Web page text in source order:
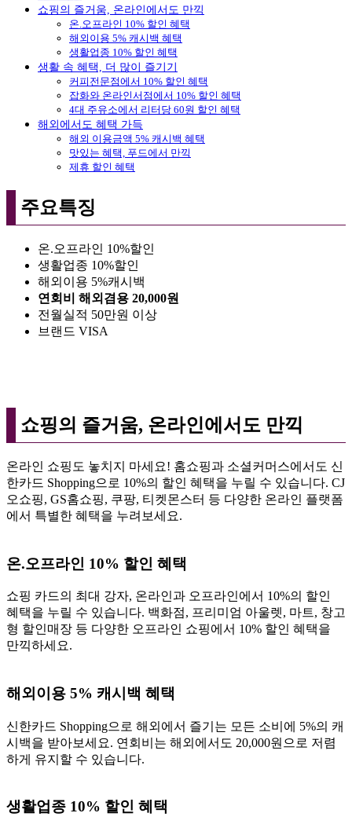
쇼핑의 즐거움, 온라인에서도 만끽
온.오프라인 10% 할인 혜택
해외이용 5% 캐시백 혜택
생활업종 10% 할인 혜택
생활 속 혜택, 더 많이 즐기기
커피전문점에서 10% 할인 혜택
잡화와 온라인서점에서 10% 할인 혜택
4대 주유소에서 리터당 60원 할인 혜택
해외에서도 혜택 가득
해외 이용금액 5% 캐시백 혜택
맛있는 혜택, 푸드에서 만끽
제휴 할인 혜택
주요특징
온.오프라인 10%할인
생활업종 10%할인
해외이용 5%캐시백
연회비 해외겸용 20,000원
전월실적 50만원 이상
브랜드 VISA
쇼핑의 즐거움, 온라인에서도 만끽
온라인 쇼핑도 놓치지 마세요! 홈쇼핑과 소셜커머스에서도 신
한카드 Shopping으로 10%의 할인 혜택을 누릴 수 있습니다. CJ
오쇼핑, GS홈쇼핑, 쿠팡, 티켓몬스터 등 다양한 온라인 플랫폼
에서 특별한 혜택을 누려보세요.
온.오프라인 10% 할인 혜택
쇼핑 카드의 최대 강자, 온라인과 오프라인에서 10%의 할인
혜택을 누릴 수 있습니다. 백화점, 프리미엄 아울렛, 마트, 창고
형 할인매장 등 다양한 오프라인 쇼핑에서 10% 할인 혜택을
만끽하세요.
해외이용 5% 캐시백 혜택
신한카드 Shopping으로 해외에서 즐기는 모든 소비에 5%의 캐
시백을 받아보세요. 연회비는 해외에서도 20,000원으로 저렴
하게 유지할 수 있습니다.
생활업종 10% 할인 혜택